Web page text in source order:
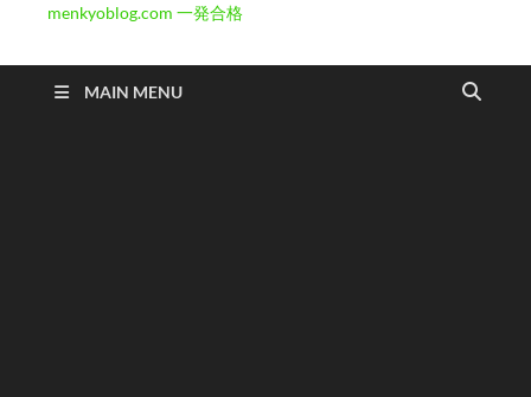
menkyoblog.com 一発合格
MAIN MENU